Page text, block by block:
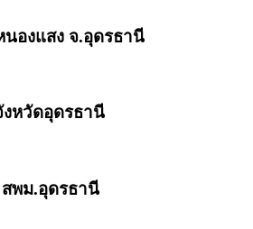
องแสง จ.อุดรธานี
หวัดอุดรธานี
พม.อุดรธานี